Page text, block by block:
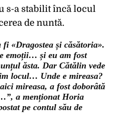
s-a stabilit încă locul
de nuntă.
«Dragostea și căsătoria».
emoții… și eu am fost
ăsta. Dar Cătălin vede
locul… Unde e mireasa?
mireasa, a fost doborâtă
a menționat Horia
pe contul său de